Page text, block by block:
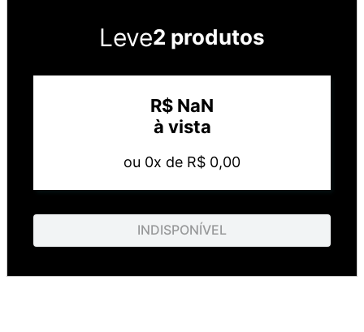
Leve2 produtos
R$ NaN
à vista
ou 0x de R$ 0,00
INDISPONÍVEL